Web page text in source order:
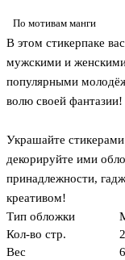
По мотивам манги
В этом стикерпаке
мужскими и
популярными
волю своей фантазии!
Украшайте
декорируйте ими
принадлежности,
креативом!
Тип обложки
Кол-во стр.
Вес